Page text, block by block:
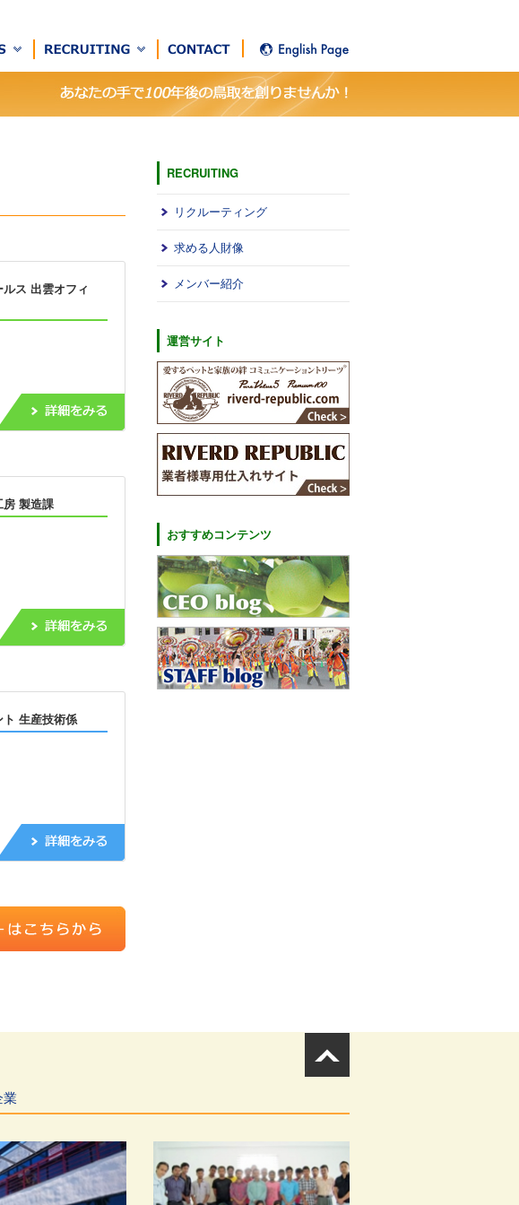
ス 出雲オフィ
房 製造課
ト 生産技術係
RECRUITING
リクルーティング
求める⼈財像
メンバー紹介
運営サイト
おすすめコンテンツ